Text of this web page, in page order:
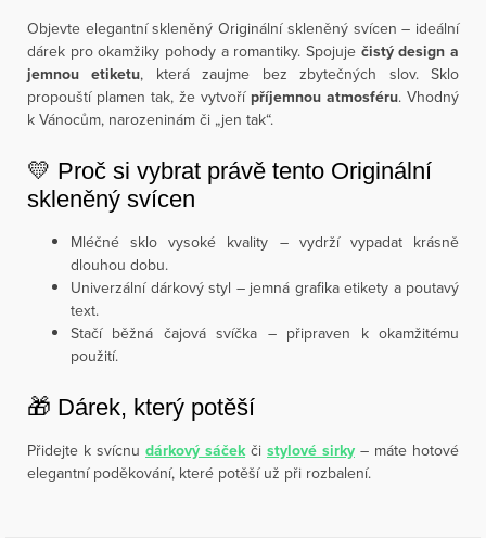
Objevte elegantní skleněný Originální skleněný svícen – ideální
dárek pro okamžiky pohody a romantiky. Spojuje čistý design a
jemnou etiketu, která zaujme bez zbytečných slov. Sklo
propouští plamen tak, že vytvoří příjemnou atmosféru. Vhodný
k Vánocům, narozeninám či „jen tak“.
💛 Proč si vybrat právě tento Originální
skleněný svícen
Mléčné sklo vysoké kvality – vydrží vypadat krásně
dlouhou dobu.
Univerzální dárkový styl – jemná grafika etikety a poutavý
text.
Stačí běžná čajová svíčka – připraven k okamžitému
použití.
🎁 Dárek, který potěší
Přidejte k svícnu dárkový sáčekči stylové sirky – máte hotové
elegantní poděkování, které potěší už při rozbalení.